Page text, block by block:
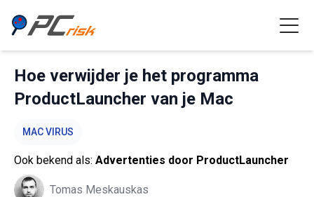
Hoe verwijder je het programma
ProductLauncher van je Mac
MAC VIRUS
Ook bekend als: Advertenties door ProductLauncher
Tomas Meskauskas